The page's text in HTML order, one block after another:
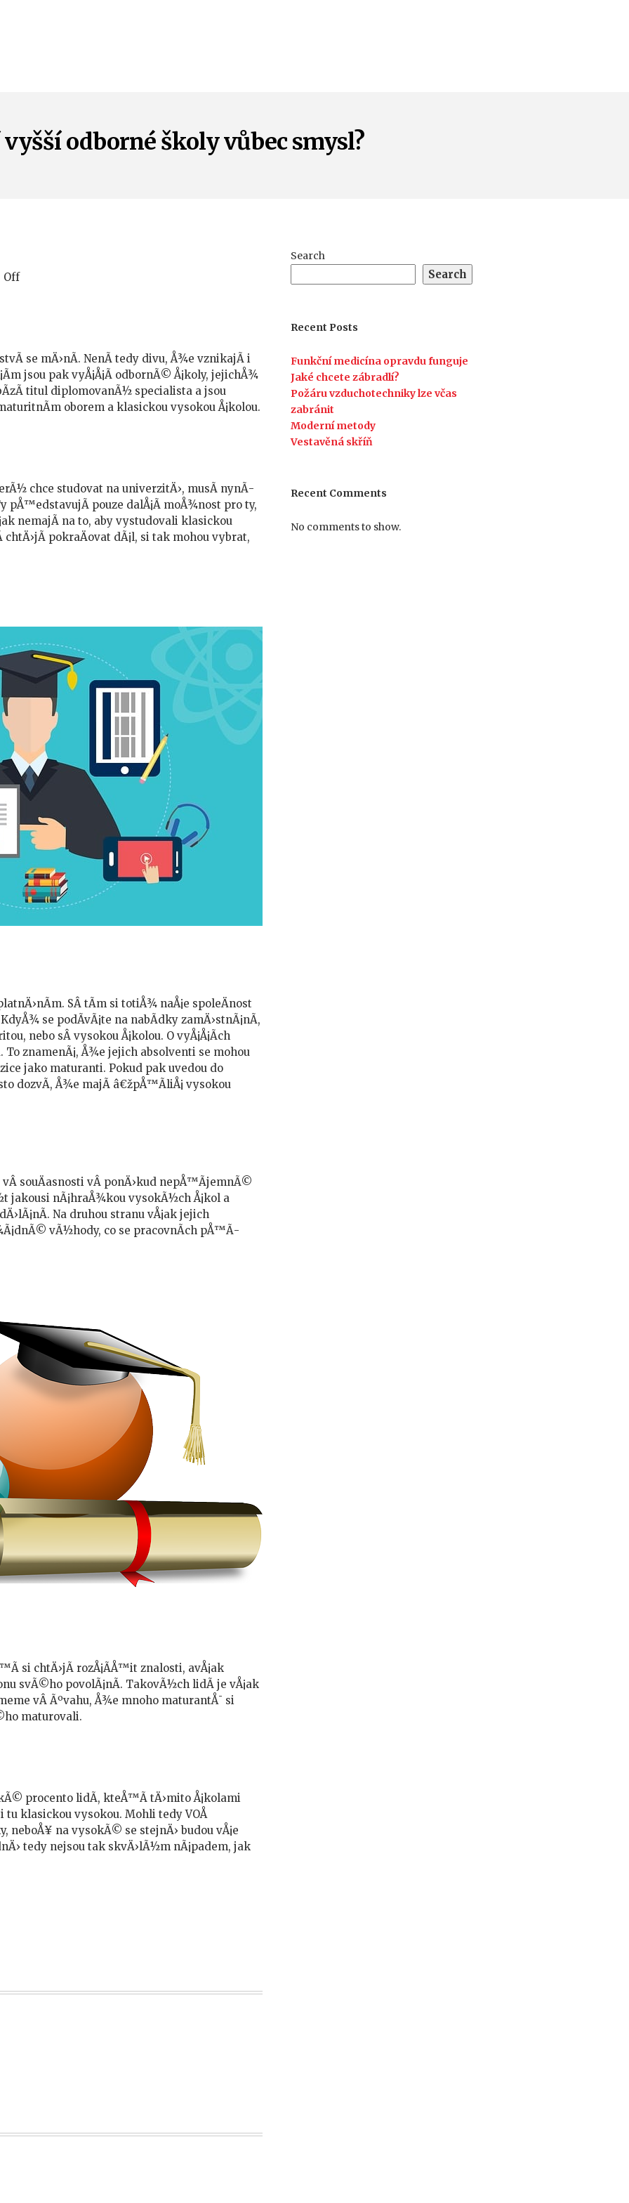
odborné školy vůbec smysl?
Offon
vůbec
smysl?
se mÄ›nÃ­. NenÃ­ tedy divu, Å¾e vznikajÃ­ i
jsou pak vyÅ¡Å¡Ã­ odbornÃ© Å¡koly, jejichÅ¾
titul diplomovanÃ½ specialista a jsou
oborem a klasickou vysokou Å¡kolou.
chce studovat na univerzitÄ›, musÃ­ nynÃ­
pÅ™edstavujÃ­ pouze dalÅ¡Ã­ moÅ¾nost pro ty,
nemajÃ­ na to, aby vystudovali klasickou
pokraÄovat dÃ¡l, si tak mohou vybrat,
SÂ tÃ­m si totiÅ¾ naÅ¡e spoleÄnost
se podÃ­vÃ¡te na nabÃ­dky zamÄ›stnÃ¡nÃ­,
nebo sÂ vysokou Å¡kolou. O vyÅ¡Å¡Ã­ch
znamenÃ¡, Å¾e jejich absolventi se mohou
jako maturanti. Pokud pak uvedou do
dozvÃ­, Å¾e majÃ­ â€žpÅ™Ã­liÅ¡ vysokou
vÂ souÄasnosti vÂ ponÄ›kud nepÅ™Ã­jemnÃ©
jakousi nÃ¡hraÅ¾kou vysokÃ½ch Å¡kol a
Na druhou stranu vÅ¡ak jejich
vÃ½hody, co se pracovnÃ­ch pÅ™Ã­
si chtÄ›jÃ­ rozÅ¡Ã­Å™it znalosti, avÅ¡ak
svÃ©ho povolÃ¡nÃ­. TakovÃ½ch lidÃ­ je vÅ¡ak
vÂ Ãºvahu, Å¾e mnoho maturantÅ¯ si
maturovali.
procento lidÃ­, kteÅ™Ã­ tÄ›mito Å¡kolami
tu klasickou vysokou. Mohli tedy VOÅ
na vysokÃ© se stejnÄ› budou vÅ¡e
tedy nejsou tak skvÄ›lÃ½m nÃ¡padem, jak
Search
Search
Recent Posts
Funkční medicína opravdu funguje
Jaké chcete zábradlí?
Požáru vzduchotechniky lze včas
zabránit
Moderní metody
Vestavěná skříň
Recent Comments
No comments to show.